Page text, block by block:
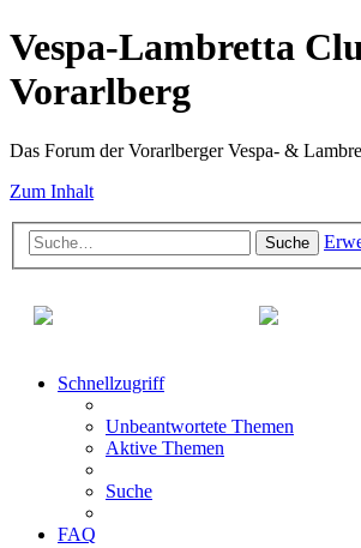
Vespa-Lambretta
Vorarlberg
Das Forum der Vorarlberger Vespa- &
Zum Inhalt
Suche
Schnellzugriff
Unbeantwortete Themen
Aktive Themen
Suche
FAQ